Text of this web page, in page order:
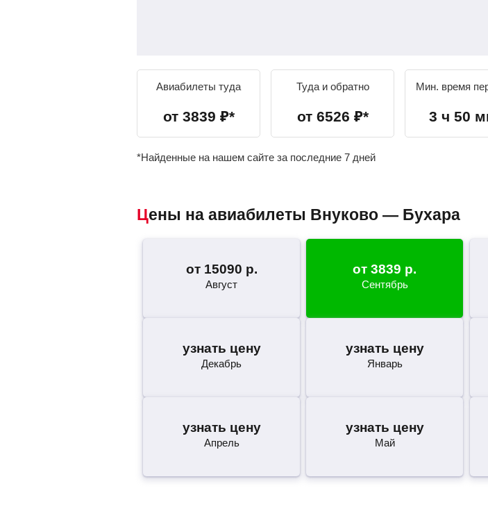
Авиабилеты туда
от 3839 ₽*
Туда и обратно
от 6526 ₽*
Мин. время
3 ч 50
*Найденные на нашем сайте за последние 7 дней
Цены на авиабилеты Внуково — Бухара
от 15090 р.
Август
от3839 р.
Сентябрь
узнать цену
Декабрь
узнать цену
Январь
узнать цену
Апрель
узнать цену
Май